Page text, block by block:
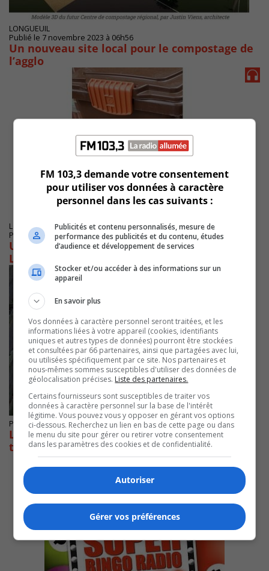
LONGUEUIL
Publié le 7 novembre 2023 à 06h56
Un nouveau site local pour le compostage de
l’agglo
LONGUEUIL
Publié le 20 février 2023 à 06h21
Une citoyenne questionne la performance de
Longueuil en recyclage
Publié le 11 octobre 2022 à 06h30
Longueuil veut geler un contrat de
traitement de résidus verts pour 10 ans
FM 103,3 demande votre consentement
pour utiliser vos données à caractère
personnel dans les cas suivants :
Publicités et contenu personnalisés, mesure de
performance des publicités et du contenu, études
d’audience et développement de services
Stocker et/ou accéder à des informations sur un
appareil
En savoir plus
Vos données à caractère personnel seront traitées, et les
informations liées à votre appareil (cookies, identifiants
uniques et autres types de données) pourront être stockées
et consultées par 66 partenaires, ainsi que partagées avec lui,
ou utilisées spécifiquement par ce site. Nos partenaires et
nous-mêmes sommes susceptibles d'utiliser des données de
géolocalisation précises. Liste des partenaires.
Certains fournisseurs sont susceptibles de traiter vos
données à caractère personnel sur la base de l'intérêt
légitime. Vous pouvez vous y opposer en gérant vos options
ci-dessous. Recherchez un lien en bas de cette page ou dans
le menu du site pour gérer ou retirer votre consentement
dans les paramètres des cookies et de confidentialité.
Autoriser
Gérer vos préférences